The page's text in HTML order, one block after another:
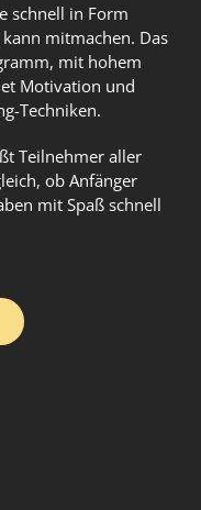
schnell in Form
mitmachen. Das
mit hohem
Motivation und
Techniken.
Teilnehmer aller
ob Anfänger
mit Spaß schnell